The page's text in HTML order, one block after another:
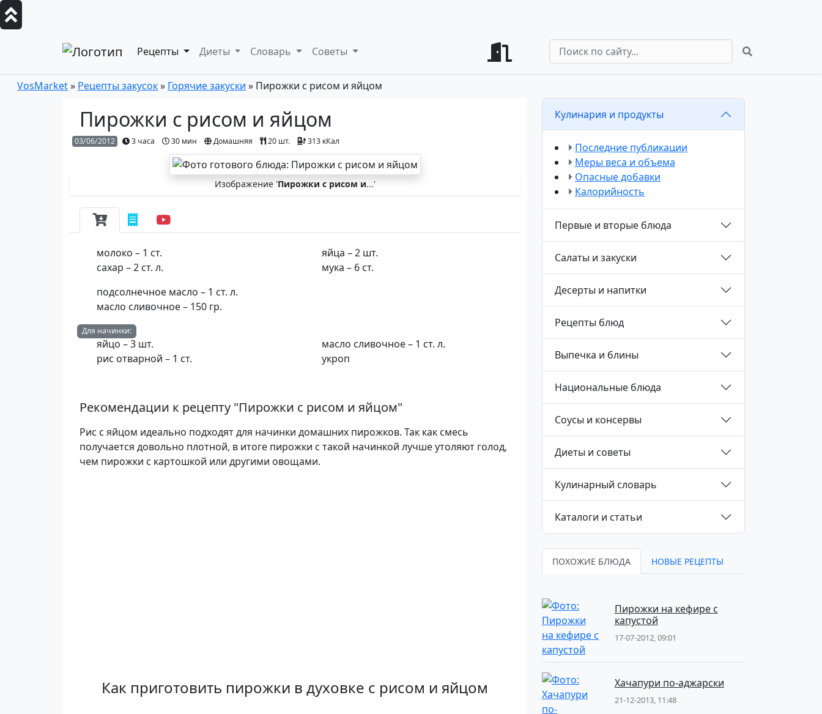
Рецепты Диеты Словарь Советы
VosMarket» Рецепты закусок» Горячие закуски » Пирожки с рисом и яйцом
Пирожки с рисом и яйцом
03/06/2012 3 часа 30 мин Домашняя 20 шт. 313 кКал
Изображение 'Пирожки с рисом и...'
молоко – 1 ст.
сахар – 2 ст. л.
яйца – 2 шт.
мука – 6 ст.
подсолнечное масло – 1 ст. л.
масло сливочное – 150 гр.
Для начинки:
яйцо – 3 шт.
рис отварной – 1 ст.
масло сливочное – 1 ст. л.
укроп
Рекомендации к рецепту "Пирожки с рисом и яйцом"
Рис с яйцом идеально подходят для начинки домашних пирожков. Так как смесь
получается довольно плотной, в итоге пирожки с такой начинкой лучше утоляют голод,
чем пирожки с картошкой или другими овощами.
Как приготовить пирожки в духовке с рисом и яйцом
Кулинария и продукты
Последние публикации
Меры веса и объема
Опасные добавки
Калорийность
Первые и вторые блюда
Салаты и закуски
Десерты и напитки
Рецепты блюд
Выпечка и блины
Национальные блюда
Соусы и консервы
Диеты и советы
Кулинарный словарь
Каталоги и статьи
ПОХОЖИЕ БЛЮДА НОВЫЕ РЕЦЕПТЫ
Пирожки на кефире с
капустой
17-07-2012, 09:01
Хачапури по-аджарски
21-12-2013, 11:48